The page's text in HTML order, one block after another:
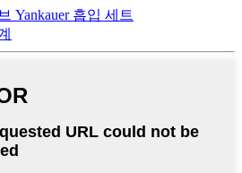
Yankauer 흡입 세트